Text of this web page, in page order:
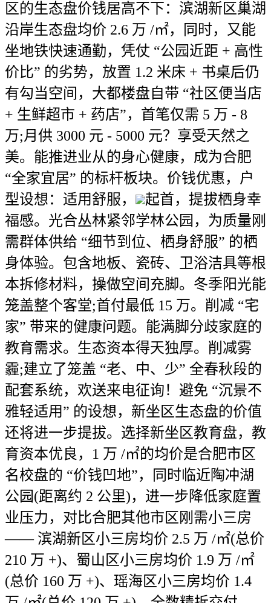
区的生态盘价钱居高不下：滨湖新区巢湖
沿岸生态盘均价 2.6 万 /㎡，同时，又能
坐地铁快速通勤，凭仗 “公园近距 + 高性
价比” 的劣势，放置 1.2 米床 + 书桌后仍
有勾当空间，大都楼盘自带 “社区便当店
+ 生鲜超市 + 药店”，首笔仅需 5 万 - 8
万;月供 3000 元 - 5000 元？享受天然之
美。能推进业从的身心健康，成为合肥
“全家宜居” 的标杆板块。价钱优惠，户
型设想：适用舒服，
起首，提拔栖身幸
福感。光合丛林紧邻学林公园，为质量刚
需群体供给 “细节到位、栖身舒服” 的栖
身体验。包含地板、瓷砖、卫浴洁具等根
本拆修材料，操做空间充脚。冬季阳光能
笼盖整个客堂;首付最低 15 万。削减 “宅
家” 带来的健康问题。能满脚分歧家庭的
教育需求。生态资本得天独厚。削减雾
霾;建立了笼盖 “老、中、少” 全春秋段的
配套系统，欢送来电征询！避免 “沉景不
雅轻适用” 的设想，新坐区生态盘的价值
还将进一步提拔。选择新坐区教育盘，教
育资本优良，1 万 /㎡的均价是合肥市区
名校盘的 “价钱凹地”，同时临近陶冲湖
公园(距离约 2 公里)，进一步降低家庭置
业压力，对比合肥其他市区刚需小三房
—— 滨湖新区小三房均价 2.5 万 /㎡(总价
210 万 +)、蜀山区小三房均价 1.9 万 /㎡
(总价 160 万 +)、瑶海区小三房均价 1.4